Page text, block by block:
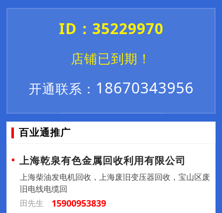
ID：35229970
店铺已到期！
开通联系： 18670343956
百业通推广
上海乾泉有色金属回收利用有限公司
上海柴油发电机回收，上海废旧变压器回收，宝山区废
旧电线电缆回
田先生
15900953839